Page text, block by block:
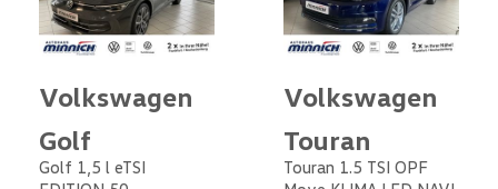
Volkswagen
Golf
Golf 1,5 l eTSI
Volkswagen
Touran
Touran 1.5 TSI OPF